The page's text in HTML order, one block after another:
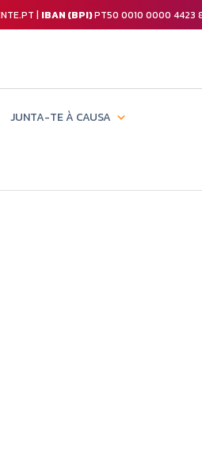
| IBAN (BPI)PT50 0010 0000 4423
JUNTA-TE À CAUSA